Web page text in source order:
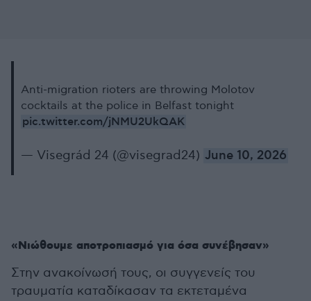
Anti-migration rioters are throwing Molotov
cocktails at the police in Belfast tonight
pic.twitter.com/jNMU2UkQAK
— Visegrád 24 (@visegrad24) June 10, 2026
«Νιώθουμε αποτροπιασμό για όσα συνέβησαν»
Στην ανακοίνωσή τους, οι συγγενείς του
τραυματία καταδίκασαν τα εκτεταμένα